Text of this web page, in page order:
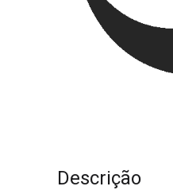
Descrição